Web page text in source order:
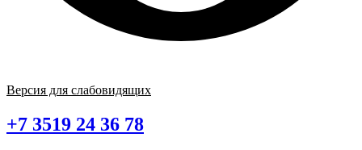
Версия для слабовидящих
+7 3519 24 36 78